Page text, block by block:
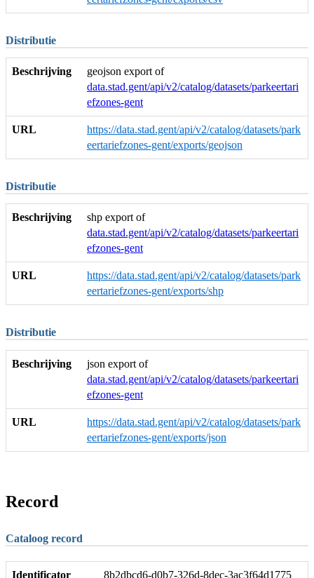
Distributie
Beschrijving
geojson export of
data.stad.gent/api/v2/catalog/datasets/parkeertari
efzones-gent
URL
https://data.stad.gent/api/v2/catalog/datasets/park
eertariefzones-gent/exports/geojson
Distributie
Beschrijving
shp export of
data.stad.gent/api/v2/catalog/datasets/parkeertari
efzones-gent
URL
https://data.stad.gent/api/v2/catalog/datasets/park
eertariefzones-gent/exports/shp
Distributie
Beschrijving
json export of
data.stad.gent/api/v2/catalog/datasets/parkeertari
efzones-gent
URL
https://data.stad.gent/api/v2/catalog/datasets/park
eertariefzones-gent/exports/json
Record
Cataloog record
Identificator 8b2dbcd6-d0b7-326d-8dec-3ac3f64d1775